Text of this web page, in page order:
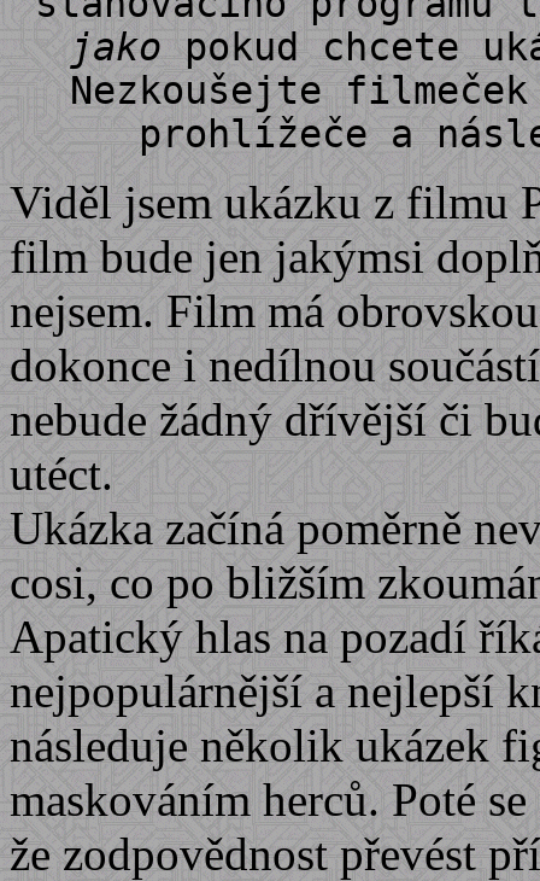
jako pokud chcete
Nezkoušejte
prohlížeče a
Viděl jsem ukázku z filmu
film bude jen jakýmsi
nejsem. Film má
dokonce i nedílnou
nebude žádný dřívější či
utéct.
Ukázka začíná poměrně
cosi, co po bližším
Apatický hlas na pozadí
nejpopulárnější a nejlepší
následuje několik ukázek
maskováním herců. Poté
že zodpovědnost převést